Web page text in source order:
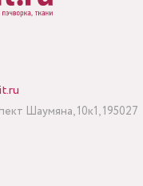
Шаумяна, 10к1, 195027